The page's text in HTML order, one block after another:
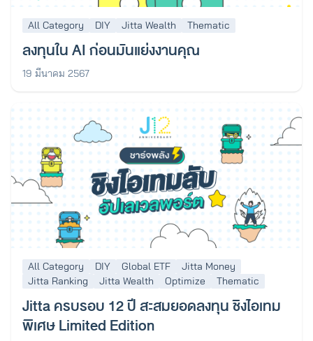
All Category DIY Jitta Wealth Thematic
ลงทุนใน AI ก่อนมันแย่งงานคุณ
19 มีนาคม 2567
All Category DIY Global ETF
Jitta Money
Jitta Ranking
Jitta Wealth Optimize Thematic
Jitta ครบรอบ 12 ปี สะสมยอดลงทุน ชิงไอเทม
พิเศษ Limited Edition